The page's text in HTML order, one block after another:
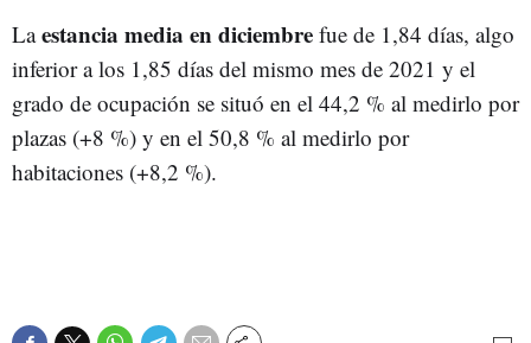
Laestancia media en diciembre fue de 1,84 días, algo
inferior a los 1,85 días del mismo mes de 2021 y el
grado de ocupación se situó en el 44,2 % al medirlo por
plazas (+8 %) y en el 50,8 % al medirlo por
habitaciones (+8,2 %).